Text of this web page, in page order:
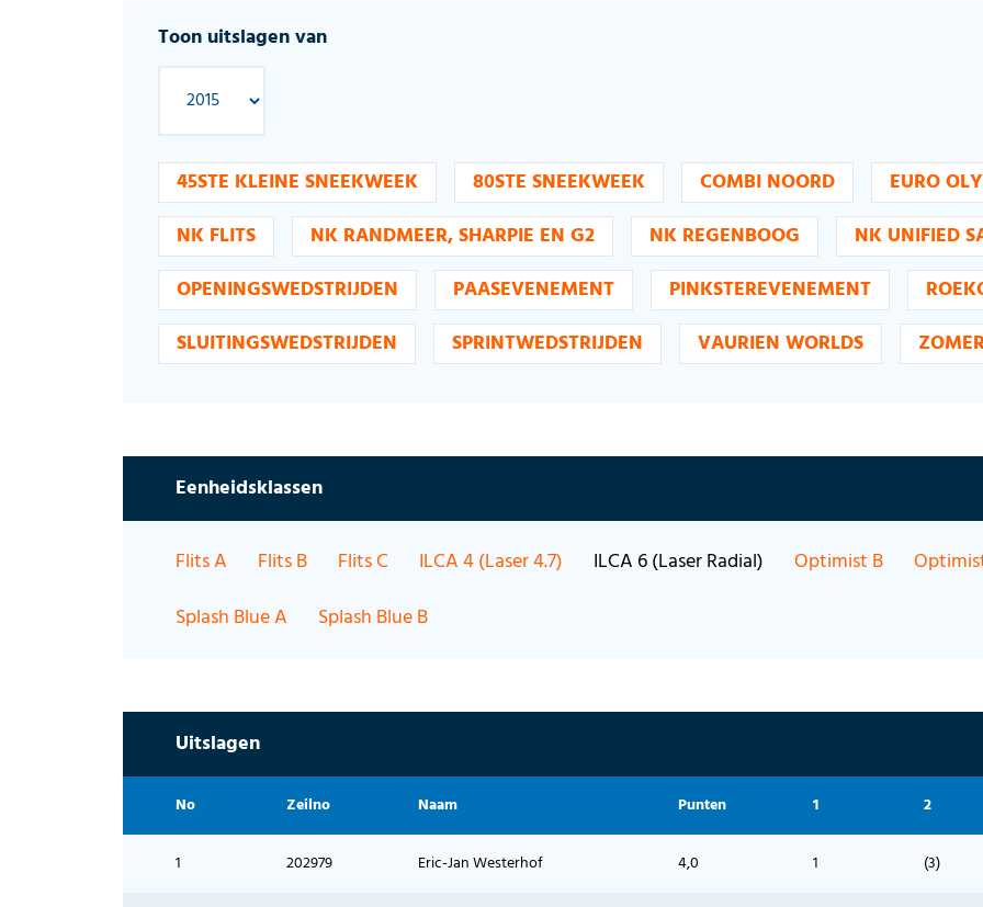
Toon uitslagen van
45STE KLEINE SNEEKWEEK 80STE SNEEKWEEK COMBI NOORD
EURO
NK FLITS
NK RANDMEER, SHARPIE EN G2 NK REGENBOOG
NK UNIFIED
OPENINGSWEDSTRIJDEN
PAASEVENEMENT PINKSTEREVENEMENT
SLUITINGSWEDSTRIJDEN
SPRINTWEDSTRIJDEN VAURIEN WORLDS
Eenheidsklassen
Flits A Flits B Flits C ILCA 4 (Laser 4.7) ILCA 6 (Laser Radial) Optimist B
Splash Blue A
Splash Blue B
Uitslagen
No Zeilno Naam Punten 1 2
1 202979 Eric-Jan Westerhof 4,0 1 (3)